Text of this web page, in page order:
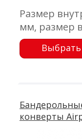
Размер
мм, размер
200x275 мм,
крафт
конверты